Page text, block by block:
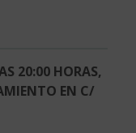
20:00 HORAS,
EN C/